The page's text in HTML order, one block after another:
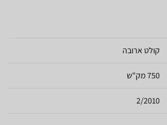
קולט ארובה
750 מק"ש
2/2010